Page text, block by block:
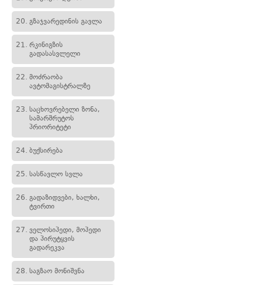
20. გზაჯვარედინის გავლა
21. რკინიგზის
გადასასვლელი
22. მოძრაობა
ავტომაგისტრალზე
23. საცხოვრებელი ზონა,
სამარშრუტოს
პრიორიტეტი
24. ბუქსირება
25. სასწავლო სვლა
26. გადაზიდვები, ხალხი,
ტვირთი
27. ველოსიპედი, მოპედი
და პირუტყვის
გადარეკვა
28. საგზაო მონიშვნა